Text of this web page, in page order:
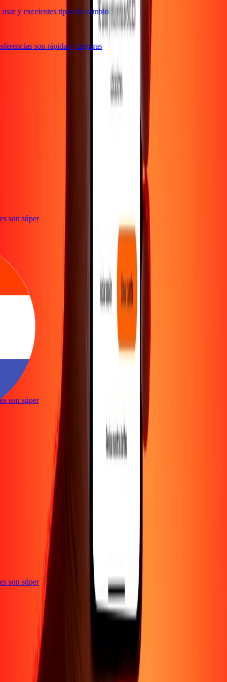
y excelentes tipos de cambio
son rápidas y seguras
son súper
son súper
son súper
Blog Corporativo